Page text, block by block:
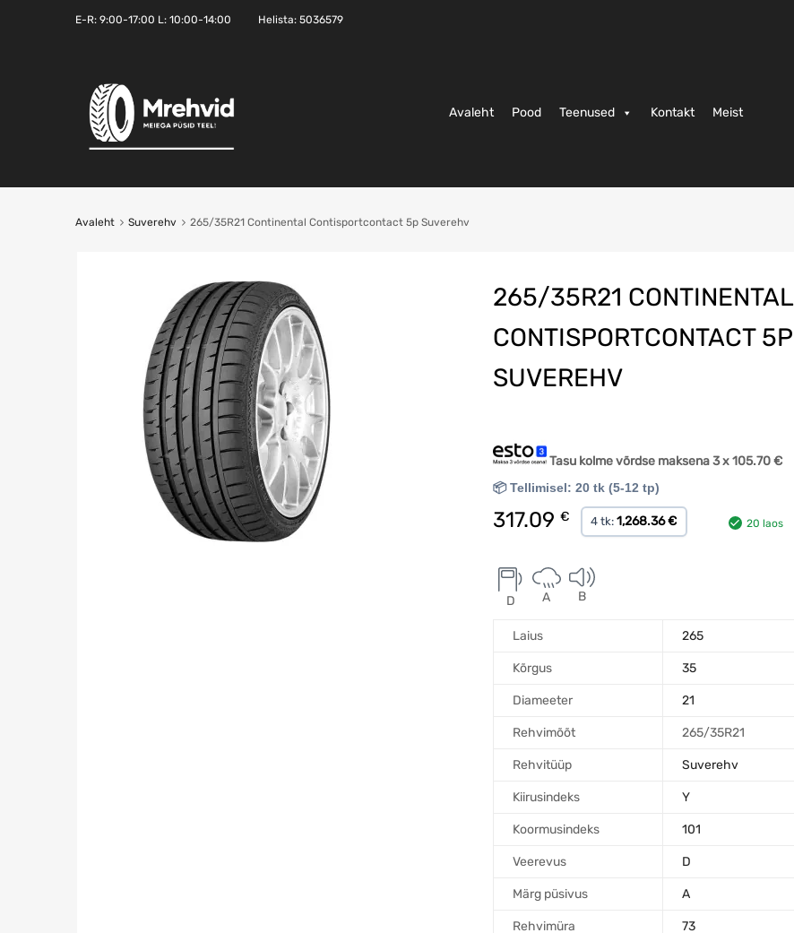
E-R: 9:00-17:00 L: 10:00-14:00 Helista: 5036579
Avaleht Pood Teenused Kontakt Meist
Avaleht Suverehv 265/35R21 Continental Contisportcontact 5p Suverehv
265/35R21 CONTINENTAL
CONTISPORTCONTACT 5P
SUVEREHV
Tasu kolme võrdse maksena 3 x105.70€
📦 Tellimisel: 20 tk (5-12 tp)
317.09 € 4 tk:1,268.36 € 20 laos
D A B
Laius 265
Kõrgus 35
Diameeter 21
Rehvimõõt 265/35R21
Rehvitüüp Suverehv
Kiirusindeks Y
Koormusindeks 101
Veerevus D
Märg püsivus A
Rehvimüra 73